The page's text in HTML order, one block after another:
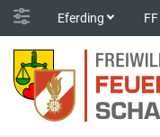
Eferding